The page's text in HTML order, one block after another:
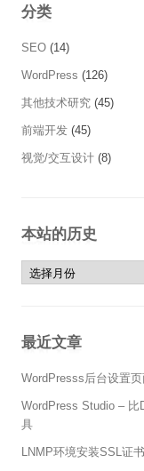
分类
SEO (14)
WordPress (126)
其他技术研究 (45)
前端开发 (45)
视觉/交互设计 (8)
本站的历史
本站的历史
最近文章
WordPresss后台设置
WordPress Studio – 比
具
LNMP环境安装SSL证